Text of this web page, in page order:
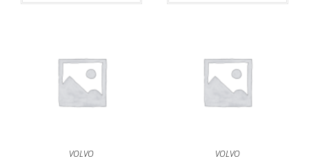
VOLVO VOLVO